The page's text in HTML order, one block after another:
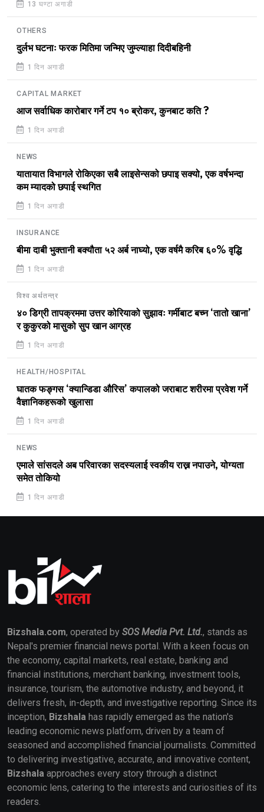
13 घण्टा अगाडी
OTHERS
दुर्लभ घटनाः फरक मितिमा जन्मिए जुम्ल्याहा दिदीबहिनी
1 दिन अगाडी
CAPITAL MARKET
आज सर्वाधिक कारोबार गर्ने टप १० ब्रोकर, कुनबाट कति ?
1 दिन अगाडी
NEWS
यातायात विभागले रोकिएका सबै लाइसेन्सको छपाइ सक्यो, एक वर्षभन्दा
कम म्यादको छपाई स्थगित
1 दिन अगाडी
INSURANCE
बीमा दाबी भुक्तानी बक्यौता ५२ अर्ब नाघ्यो, एक वर्षमै करिब ६०% वृद्धि
1 दिन अगाडी
विश्व अर्थतन्त्र
४० डिग्री तापक्रममा उत्तर कोरियाको सुझावः गर्मीबाट बच्न ‘तातो खाना’
र कुकुरको मासुको सुप खान आग्रह
1 दिन अगाडी
HEALTH/HOSPITAL
घातक फङ्गस ‘क्यान्डिडा औरिस’ कपालको जराबाट शरीरमा प्रवेश गर्ने
वैज्ञानिकहरूको खुलासा
1 दिन अगाडी
NEWS
एमाले सांसदले अब परिवारका सदस्यलाई स्वकीय राख्न नपाउने, योग्यता
समेत तोकियो
1 दिन अगाडी
Bizshala.com, operated by SOS Media Pvt. Ltd., stands as
Nepal's premier financial news portal. With a keen focus on
the economy, capital markets, real estate, banking and
financial institutions, merchant banking, investment tools,
insurance, tourism, the automotive industry, and beyond, it
delivers fresh, in-depth, and investigative reporting. Since its
inception, Bizshala has rapidly emerged as the nation's
leading economic news platform, driven by a team of
seasoned and accomplished financial journalists. Committed
to delivering investigative, accurate, and innovative content,
Bizshala approaches every story through a distinct
economic lens, catering to the interests and curiosities of its
readers.